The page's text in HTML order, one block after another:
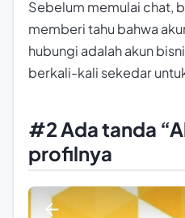
Sebelum memulai chat,
memberi tahu bahwa
hubungi adalah akun
berkali-kali sekedar
#2 Ada tanda
profilnya